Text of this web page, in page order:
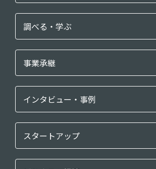
調べる・学ぶ
事業承継
インタビュー・事例
スタートアップ